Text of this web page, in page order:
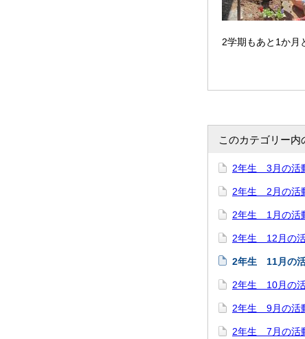
2学期もあと1か月
このカテゴリー内
2年生 3月の活
2年生 2月の活
2年生 1月の活
2年生 12月の
2年生 11月の
2年生 10月の
2年生 9月の活
2年生 7月の活